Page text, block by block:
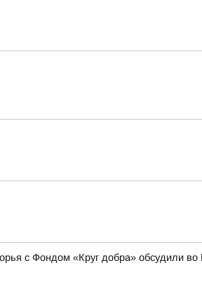
с Фондом «Круг добра» обсудили во